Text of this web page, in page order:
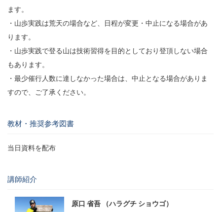
ます。
・山歩実践は荒天の場合など、日程が変更・中止になる場合があ
ります。
・山歩実践で登る山は技術習得を目的としており登頂しない場合
もあります。
・最少催行人数に達しなかった場合は、中止となる場合がありま
すので、ご了承ください。
教材・推奨参考図書
当日資料を配布
講師紹介
原口 省吾 （ハラグチ ショウゴ）